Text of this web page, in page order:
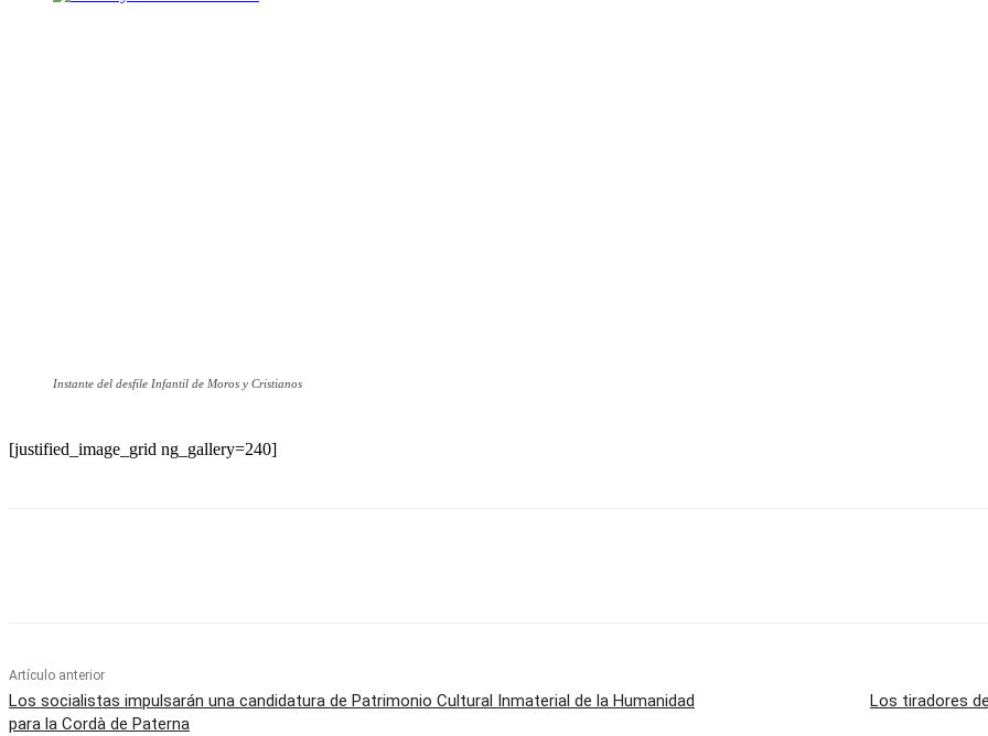
Instante del desfile Infantil de Moros y Cristianos
[justified_image_grid ng_gallery=240]
Artículo anterior
Los socialistas impulsarán una candidatura de Patrimonio Cultural Inmaterial de la Humanidad
para la Cordà de Paterna
Los tiradores